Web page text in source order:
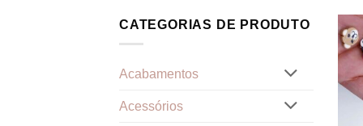
CATEGORIAS DE PRODUTO
Acabamentos
Acessórios